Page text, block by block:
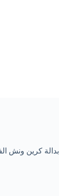
بدالة كرين ونش